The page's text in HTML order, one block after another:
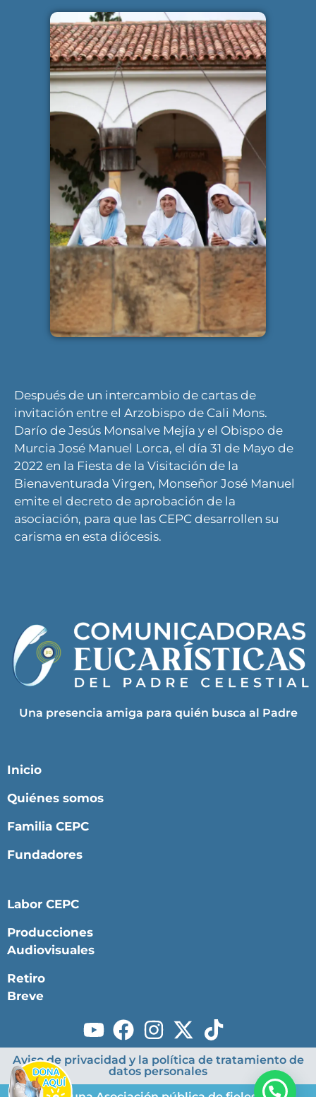
Después de un intercambio de cartas de
invitación entre el Arzobispo de Cali Mons.
Darío de Jesús Monsalve Mejía y el Obispo de
Murcia José Manuel Lorca, el día 31 de Mayo de
2022 en la Fiesta de la Visitación de la
Bienaventurada Virgen, Monseñor José Manuel
emite el decreto de aprobación de la
asociación, para que las CEPC desarrollen su
carisma en esta diócesis.
Una presencia amiga para quién busca al Padre
Inicio
Quiénes somos
Familia CEPC
Fundadores
Labor CEPC
Producciones
Audiovisuales
Retiro
Breve
Aviso de privacidad y la política de tratamiento de
datos personales